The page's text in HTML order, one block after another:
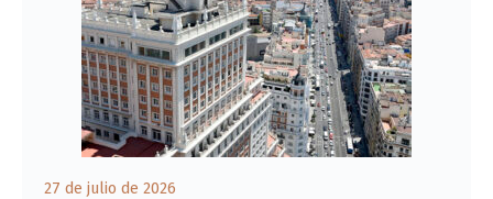
27 de julio de 2026